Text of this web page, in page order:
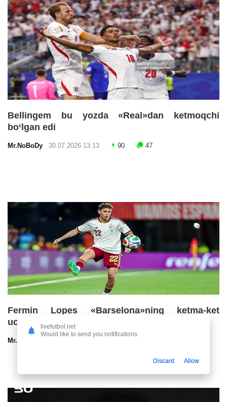
Bellingem bu yozda «Real»dan ketmoqchi
bo‘lgan edi
Mr.NoBoDy 30.07.2026 13:13 90 47
Fermin Lopes «Barselona»ning ketma-ket
uchinchi chempionlik imkoniyatlarini baholadi
Mr.NoBoDy
livefutbol.net
Would like to send you notifications
Discard Allow